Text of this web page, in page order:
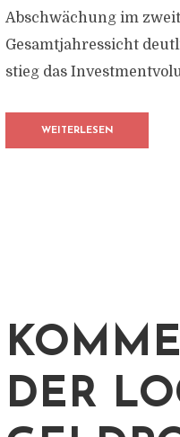
Abschwächung im
Gesamtjahressicht
stieg das
WEITERLESEN
DER